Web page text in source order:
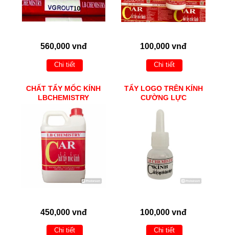
560,000 vnđ
Chi tiết
100,000 vnđ
Chi tiết
CHẤT TẨY MỐC KÍNH
LBCHEMISTRY
450,000 vnđ
Chi tiết
TẨY LOGO TRÊN KÍNH
CƯỜNG LỰC
100,000 vnđ
Chi tiết